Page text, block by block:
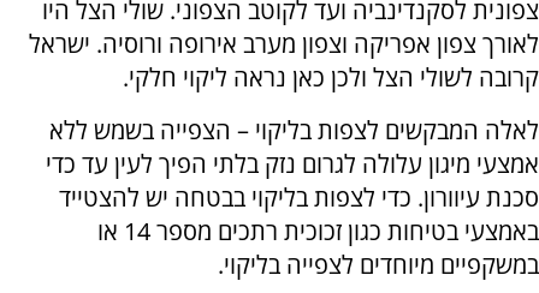
צפונית לסקנדינביה ועד לקוטב הצפוני. שולי הצל היו
לאורך צפון אפריקה וצפון מערב אירופה ורוסיה. ישראל
קרובה לשולי הצל ולכן כאן נראה ליקוי חלקי.
לאלה המבקשים לצפות בליקוי – הצפייה בשמש ללא
אמצעי מיגון עלולה לגרום נזק בלתי הפיך לעין עד כדי
סכנת עיוורון. כדי לצפות בליקוי בבטחה יש להצטייד
באמצעי בטיחות כגון זכוכית רתכים מספר 14 או
במשקפיים מיוחדים לצפייה בליקוי.